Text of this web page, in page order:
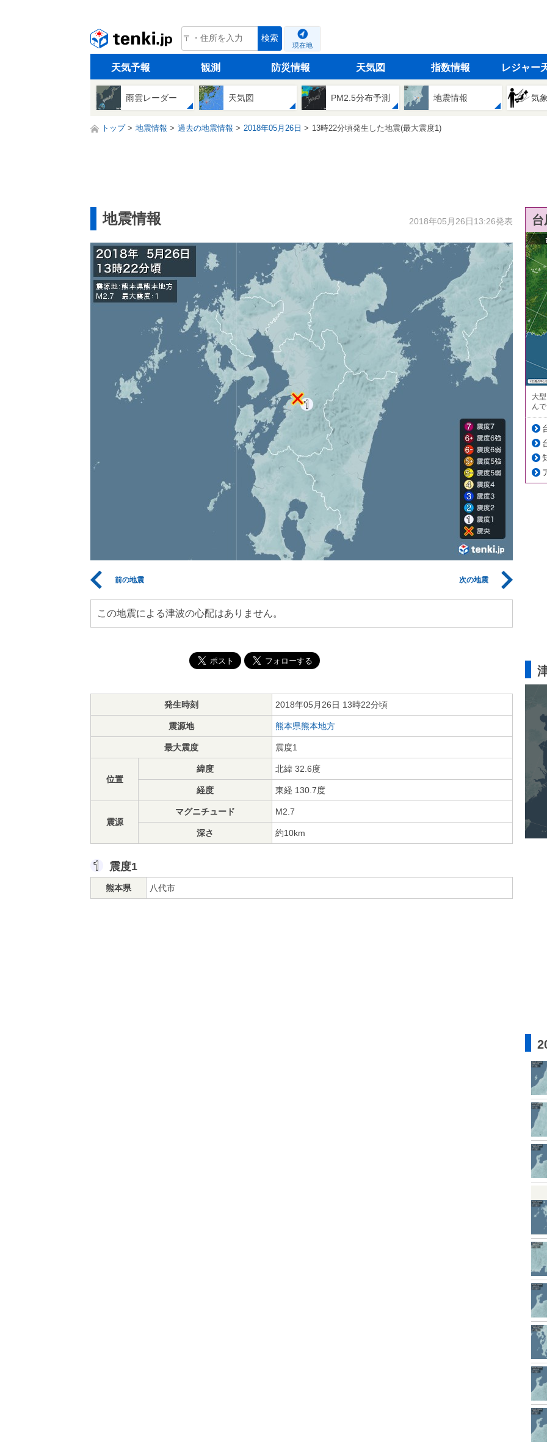
tenki.jp 検索
現在地
天気予報 観測 防災情報 天気図 指数情報 レジャー
雨雲レーダー 天気図 PM2.5分布予測 地震情報 気
トップ 地震情報 過去の地震情報 2018年05月26日 13時22分頃発生した地震(最大震度1)
地震情報 2018年05月26日13:26発表
前の地震 次の地震
この地震による津波の心配はありません。
発生時刻 2018年05月26日 13時22分頃
震源地 熊本県熊本地方
最大震度 震度1
位置
緯度 北緯 32.6度
経度 東経 130.7度
震源
マグニチュード M2.7
深さ 約10km
震度1
熊本県 八代市
大
ん